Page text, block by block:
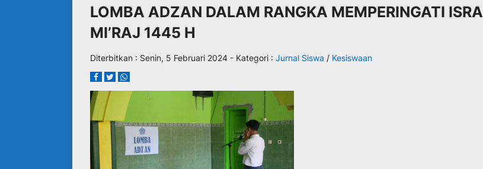
LOMBA ADZAN DALAM RANGKA MEMPERINGATI ISRA
MI’RAJ 1445 H
Diterbitkan : Senin, 5 Februari 2024 - Kategori : Jurnal Siswa / Kesiswaan